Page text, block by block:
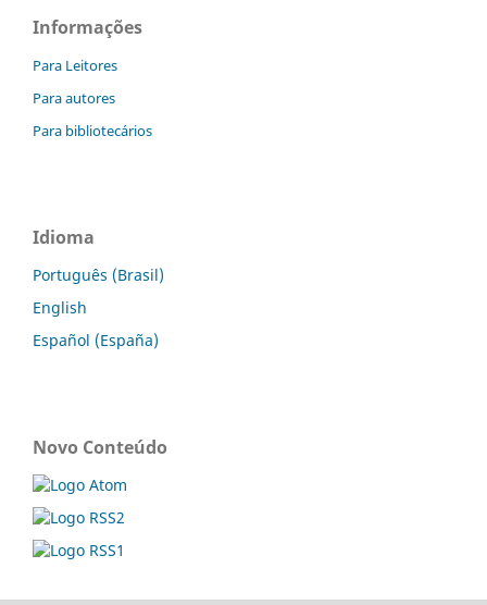
Informações
Para Leitores
Para autores
Para bibliotecários
Idioma
Português (Brasil)
English
Español (España)
Novo Conteúdo